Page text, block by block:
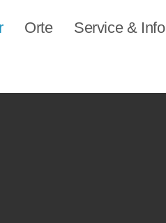
Orte Service & Info